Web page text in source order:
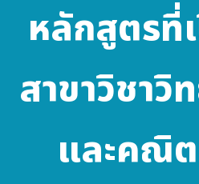
หลักสูตรที่
สาขาวิชาวิ
และคณิ